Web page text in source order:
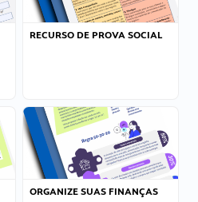
RECURSO DE PROVA SOCIAL
ORGANIZE SUAS FINANÇAS